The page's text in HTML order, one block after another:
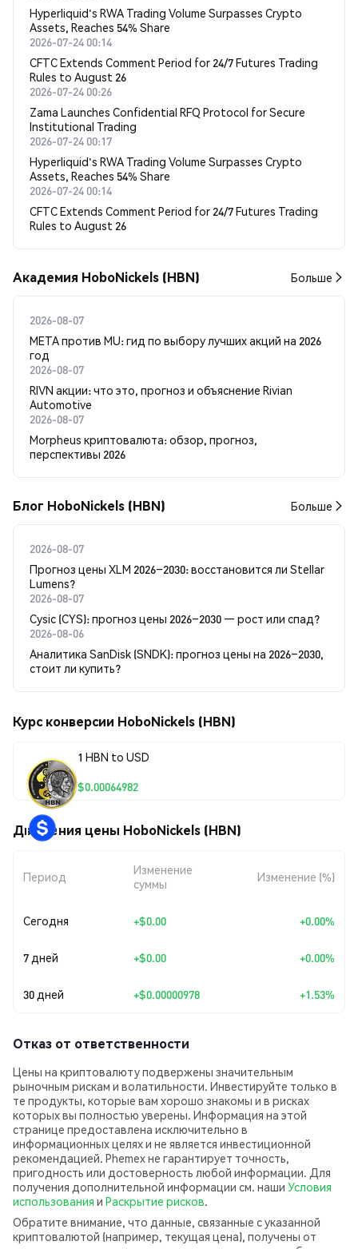
Hyperliquid's RWA Trading Volume Surpasses Crypto
Assets, Reaches 54% Share
2026-07-24 00:14
CFTC Extends Comment Period for 24/7 Futures Trading
Rules to August 26
2026-07-24 00:26
Zama Launches Confidential RFQ Protocol for Secure
Institutional Trading
2026-07-24 00:17
Hyperliquid's RWA Trading Volume Surpasses Crypto
Assets, Reaches 54% Share
2026-07-24 00:14
CFTC Extends Comment Period for 24/7 Futures Trading
Rules to August 26
Академия HoboNickels (HBN) Больше
2026-08-07
META против MU: гид по выбору лучших акций на 2026
год
2026-08-07
RIVN акции: что это, прогноз и объяснение Rivian
Automotive
2026-08-07
Morpheus криптовалюта: обзор, прогноз,
перспективы 2026
Блог HoboNickels (HBN) Больше
2026-08-07
Прогноз цены XLM 2026–2030: восстановится ли Stellar
Lumens?
2026-08-07
Cysic (CYS): прогноз цены 2026–2030 — рост или спад?
2026-08-06
Аналитика SanDisk (SNDK): прогноз цены на 2026–2030,
стоит ли купить?
Курс конверсии HoboNickels (HBN)
1 HBN to USD
$0.00064982
Движения цены HoboNickels (HBN)
Период
Изменение
суммы
Изменение (%)
Сегодня +$0.00 +0.00%
7 дней +$0.00 +0.00%
30 дней +$0.00000978 +1.53%
Отказ от ответственности
Цены на криптовалюту подвержены значительным
рыночным рискам и волатильности. Инвестируйте только в
те продукты, которые вам хорошо знакомы и в рисках
которых вы полностью уверены. Информация на этой
странице предоставлена исключительно в
информационных целях и не является инвестиционной
рекомендацией. Phemex не гарантирует точность,
пригодность или достоверность любой информации. Для
получения дополнительной информации см. наши Условия
использования и Раскрытие рисков.
Обратите внимание, что данные, связанные с указанной
криптовалютой (например, текущая цена), получены от